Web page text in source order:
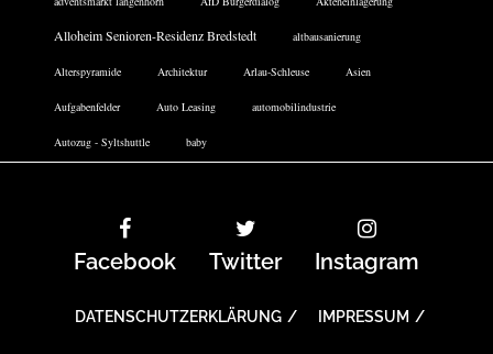
Alloheim Senioren-Residenz Bredstedt altbausanierung
Alterspyramide Architektur Arlau-Schleuse Asien
Aufgabenfelder Auto Leasing automobilindustrie
Autozug - Syltshuttle baby
Facebook Twitter Instagram
DATENSCHUTZERKLÄRUNG IMPRESSUM